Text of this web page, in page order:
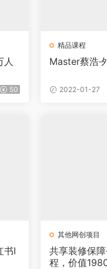
人
50
精品课程
Master蔡浩·
2022-01-27
书I
其他网创项目
共享装修保
程，价值